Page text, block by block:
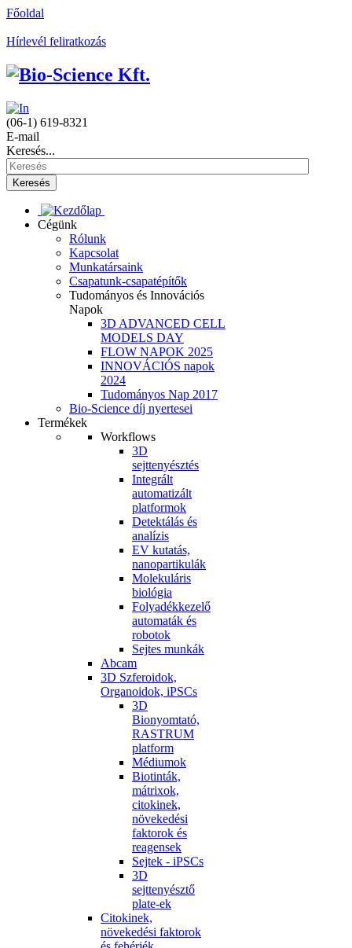
Főoldal
Hírlevél feliratkozás
(06-1) 619-8321
E-mail
Keresés...
Keresés
Cégünk
Rólunk
Kapcsolat
Munkatársaink
Csapatunk-csapatépítők
Tudományos és Innovációs
Napok
3D ADVANCED CELL
MODELS DAY
FLOW NAPOK 2025
INNOVÁCIÓS napok
2024
Tudományos Nap 2017
Bio-Science díj nyertesei
Termékek
Workflows
3D
sejttenyésztés
Integrált
automatizált
platformok
Detektálás és
analízis
EV kutatás,
nanopartikulák
Molekuláris
biológia
Folyadékkezelő
automaták és
robotok
Sejtes munkák
Abcam
3D Szferoidok,
Organoidok, iPSCs
3D
Bionyomtató,
RASTRUM
platform
Médiumok
Biotinták,
mátrixok,
citokinek,
növekedési
faktorok és
reagensek
Sejtek - iPSCs
3D
sejttenyésztő
plate-ek
Citokinek,
növekedési faktorok